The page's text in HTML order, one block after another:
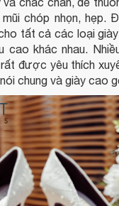
chóp nhọn, hẹp.
tất cả các loại
cao khác nhau.
được yêu thích
chung và giày cao